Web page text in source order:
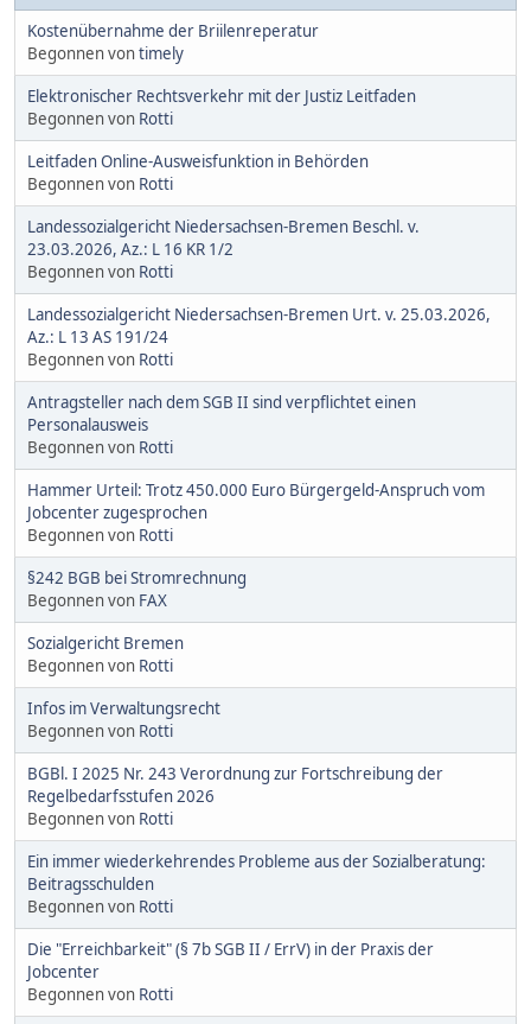
Kostenübernahme der Briilenreperatur
Begonnen vontimely
Elektronischer Rechtsverkehr mit der Justiz Leitfaden
Begonnen von Rotti
Leitfaden Online-Ausweisfunktion in Behörden
Begonnen von Rotti
Landessozialgericht Niedersachsen-Bremen Beschl. v.
23.03.2026, Az.: L 16 KR 1/2
Begonnen von Rotti
Landessozialgericht Niedersachsen-Bremen Urt. v. 25.03.2026,
Az.: L 13 AS 191/24
Begonnen von Rotti
Antragsteller nach dem SGB II sind verpflichtet einen
Personalausweis
Begonnen von Rotti
Hammer Urteil: Trotz 450.000 Euro Bürgergeld-Anspruch vom
Jobcenter zugesprochen
Begonnen von Rotti
§242 BGB bei Stromrechnung
Begonnen von FAX
Sozialgericht Bremen
Begonnen von Rotti
Infos im Verwaltungsrecht
Begonnen von Rotti
BGBl. I 2025 Nr. 243 Verordnung zur Fortschreibung der
Regelbedarfsstufen 2026
Begonnen von Rotti
Ein immer wiederkehrendes Probleme aus der Sozialberatung:
Beitragsschulden
Begonnen von Rotti
Die "Erreichbarkeit" (§ 7b SGB II / ErrV) in der Praxis der
Jobcenter
Begonnen von Rotti